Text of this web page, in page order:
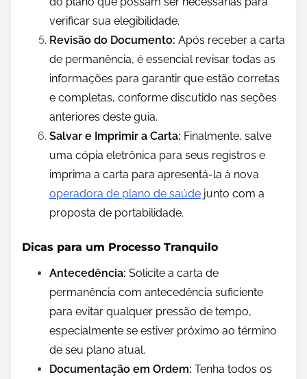
verificar sua elegibilidade.
Revisão do Documento: Após receber a carta
de permanência, é essencial revisar todas as
informações para garantir que estão corretas
e completas, conforme discutido nas seções
anteriores deste guia.
Salvar e Imprimir a Carta: Finalmente, salve
uma cópia eletrônica para seus registros e
imprima a carta para apresentá-la à nova
operadora de plano de saúde junto com a
proposta de portabilidade.
Dicas para um Processo Tranquilo
Antecedência: Solicite a carta de
permanência com antecedência suficiente
para evitar qualquer pressão de tempo,
especialmente se estiver próximo ao término
de seu plano atual.
Documentação em Ordem: Tenha todos os